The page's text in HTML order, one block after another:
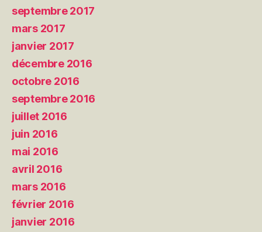
septembre 2017
mars 2017
janvier 2017
décembre 2016
octobre 2016
septembre 2016
juillet 2016
juin 2016
mai 2016
avril 2016
mars 2016
février 2016
janvier 2016